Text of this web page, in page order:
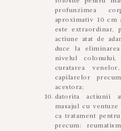
profunzimea
aproximativ 10 cm
este extraordinar,
actiune atat de
duce la
nivelul
curatarea
capilarelor
acestora;
datorita actiunii
masajul cu
ca tratament
precum: